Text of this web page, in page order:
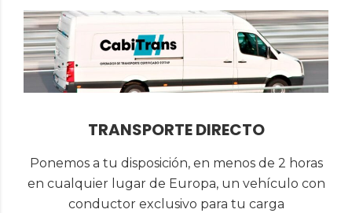
TRANSPORTE DIRECTO
Ponemos a tu disposición, en menos de 2 horas
en cualquier lugar de Europa, un vehículo con
conductor exclusivo para tu carga